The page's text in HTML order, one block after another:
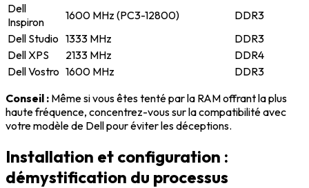
Dell
Inspiron
1600 MHz (PC3-12800)
DDR3
Dell Studio 1333 MHz
DDR3
Dell XPS
2133 MHz
DDR4
Dell Vostro 1600 MHz
DDR3
Conseil : Même si vous êtes tenté par la RAM offrant la plus
haute fréquence, concentrez-vous sur la compatibilité avec
votre modèle de Dell pour éviter les déceptions.
Installation et configuration :
démystification du processus